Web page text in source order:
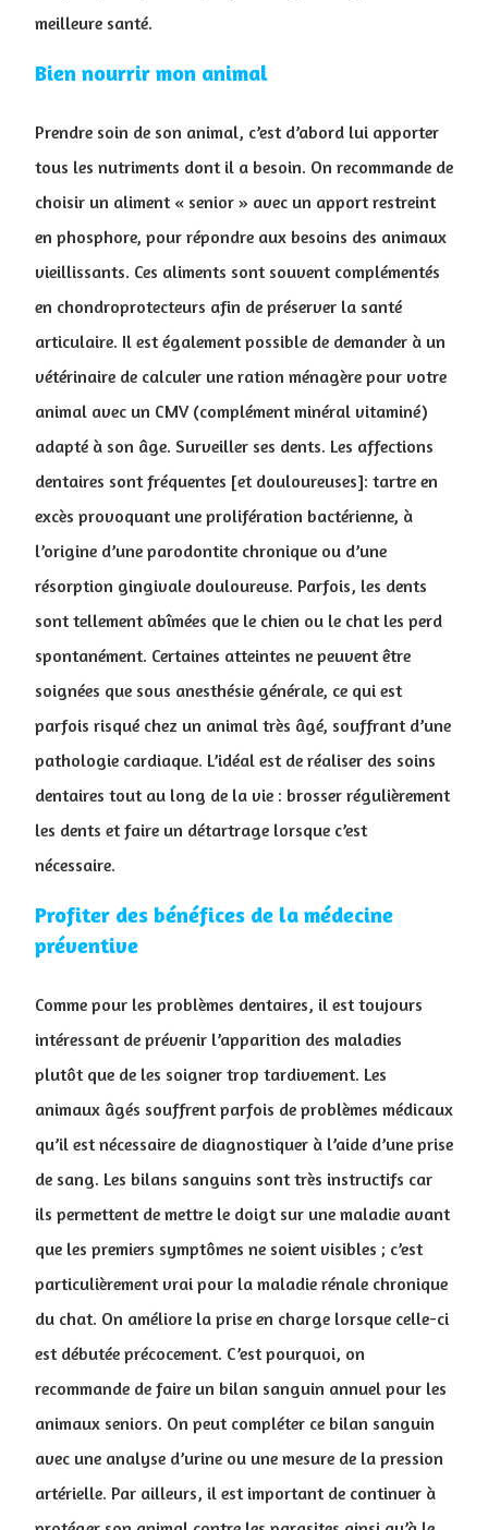
meilleure santé.
Bien nourrir mon animal
Prendre soin de son animal, c’est d’abord lui apporter
tous les nutriments dont il a besoin. On recommande de
choisir un aliment « senior » avec un apport restreint
en phosphore, pour répondre aux besoins des animaux
vieillissants. Ces aliments sont souvent complémentés
en chondroprotecteurs afin de préserver la santé
articulaire. Il est également possible de demander à un
vétérinaire de calculer une ration ménagère pour votre
animal avec un CMV (complément minéral vitaminé)
adapté à son âge. Surveiller ses dents. Les affections
dentaires sont fréquentes [et douloureuses]: tartre en
excès provoquant une prolifération bactérienne, à
l’origine d’une parodontite chronique ou d’une
résorption gingivale douloureuse. Parfois, les dents
sont tellement abîmées que le chien ou le chat les perd
spontanément. Certaines atteintes ne peuvent être
soignées que sous anesthésie générale, ce qui est
parfois risqué chez un animal très âgé, souffrant d’une
pathologie cardiaque. L’idéal est de réaliser des soins
dentaires tout au long de la vie : brosser régulièrement
les dents et faire un détartrage lorsque c’est
nécessaire.
Profiter des bénéfices de la médecine
préventive
Comme pour les problèmes dentaires, il est toujours
intéressant de prévenir l’apparition des maladies
plutôt que de les soigner trop tardivement. Les
animaux âgés souffrent parfois de problèmes médicaux
qu’il est nécessaire de diagnostiquer à l’aide d’une prise
de sang. Les bilans sanguins sont très instructifs car
ils permettent de mettre le doigt sur une maladie avant
que les premiers symptômes ne soient visibles ; c’est
particulièrement vrai pour la maladie rénale chronique
du chat. On améliore la prise en charge lorsque celle-ci
est débutée précocement. C’est pourquoi, on
recommande de faire un bilan sanguin annuel pour les
animaux seniors. On peut compléter ce bilan sanguin
avec une analyse d’urine ou une mesure de la pression
artérielle. Par ailleurs, il est important de continuer à